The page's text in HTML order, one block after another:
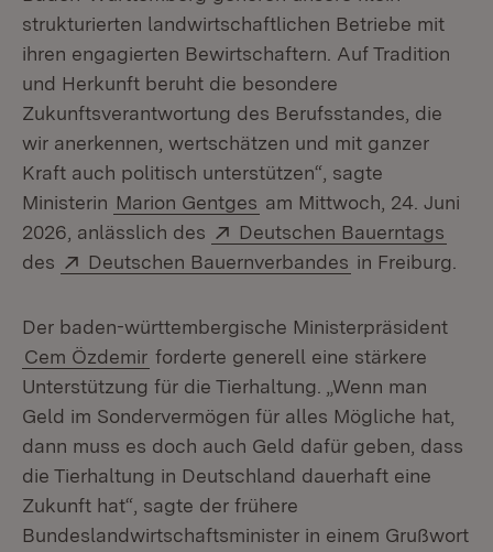
strukturierten landwirtschaftlichen Betriebe mit
ihren engagierten Bewirtschaftern. Auf Tradition
und Herkunft beruht die besondere
Zukunftsverantwortung des Berufsstandes, die
wir anerkennen, wertschätzen und mit ganzer
Kraft auch politisch unterstützen“, sagte
Ministerin Marion Gentges am Mittwoch, 24. Juni
2026, anlässlich des
Extern:
Deutschen Bauerntags
des
Extern:
Deutschen Bauernverbandes (Öffnet in
in Freiburg.
Der baden-württembergische Ministerpräsident
Cem Özdemir forderte generell eine stärkere
Unterstützung für die Tierhaltung. „Wenn man
Geld im Sondervermögen für alles Mögliche hat,
dann muss es doch auch Geld dafür geben, dass
die Tierhaltung in Deutschland dauerhaft eine
Zukunft hat“, sagte der frühere
Bundeslandwirtschaftsminister in einem Grußwort